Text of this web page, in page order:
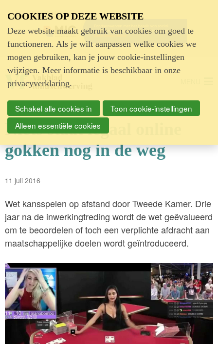
Advertentie
Niets staat legaal online
gokken nog in de weg
11 juli 2016
Wet kansspelen op afstand door Tweede Kamer. Drie
jaar na de inwerkingtreding wordt de wet geëvalueerd
om te beoordelen of toch een verplichte afdracht aan
maatschappelijke doelen wordt geïntroduceerd.
COOKIES OP DEZE WEBSITE
Deze website maakt gebruik van cookies om goed te
functioneren. Als je wilt aanpassen welke cookies we
mogen gebruiken, kan je jouw cookie-instellingen
wijzigen. Meer informatie is beschikbaar in onze
privacyverklaring.
Schakel alle cookies in
Toon cookie-instellingen
Alleen essentiële cookies